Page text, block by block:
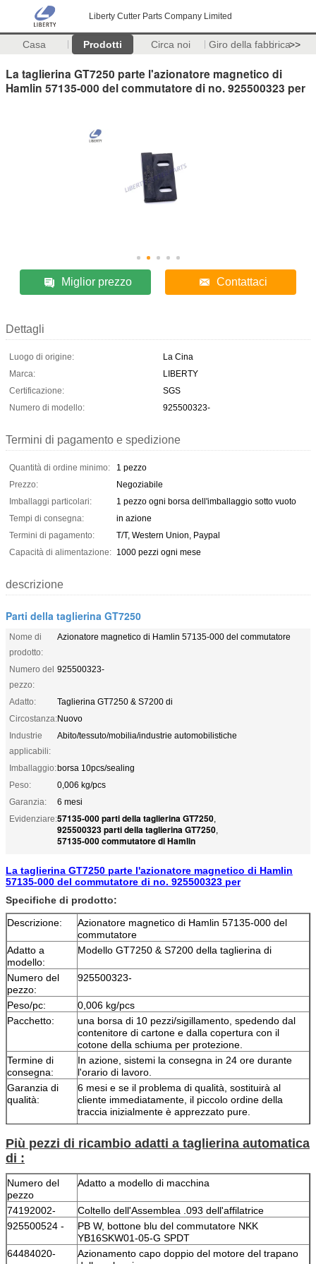
Liberty Cutter Parts Company Limited
Casa Prodotti Circa noi Giro della fabbrica>>
La taglierina GT7250 parte l'azionatore magnetico di
Hamlin 57135-000 del commutatore di no. 925500323 per
Miglior prezzo Contattaci
Dettagli
Luogo di origine:
La Cina
Marca:
LIBERTY
Certificazione:
SGS
Numero di modello:
925500323-
Termini di pagamento e spedizione
Quantità di ordine minimo:
1 pezzo
Prezzo:
Negoziabile
Imballaggi particolari:
1 pezzo ogni borsa dell'imballaggio sotto vuoto
Tempi di consegna:
in azione
Termini di pagamento:
T/T, Western Union, Paypal
Capacità di alimentazione: 1000 pezzi ogni mese
descrizione
Parti della taglierina GT7250
Nome di
prodotto:
Azionatore magnetico di Hamlin 57135-000 del commutatore
Numero del
pezzo:
925500323-
Adatto:
Taglierina GT7250 & S7200 di
Circostanza:Nuovo
Industrie
applicabili:
Abito/tessuto/mobilia/industrie automobilistiche
Imballaggio:borsa 10pcs/sealing
Peso:
0,006 kg/pcs
Garanzia:
6 mesi
Evidenziare:57135-000 parti della taglierina GT7250,
925500323 parti della taglierina GT7250,
57135-000 commutatore di Hamlin
La taglierina GT7250 parte l'azionatore magnetico di Hamlin
57135-000 del commutatore di no. 925500323 per
Specifiche di prodotto:
Descrizione:
Azionatore magnetico di Hamlin 57135-000 del
commutatore
Adatto a
modello:
Modello GT7250 & S7200 della taglierina di
Numero del
pezzo:
925500323-
Peso/pc:
0,006 kg/pcs
Pacchetto:
una borsa di 10 pezzi/sigillamento, spedendo dal
contenitore di cartone e dalla copertura con il
cotone della schiuma per protezione.
Termine di
consegna:
In azione, sistemi la consegna in 24 ore durante
l'orario di lavoro.
Garanzia di
qualità:
6 mesi e se il problema di qualità, sostituirà al
cliente immediatamente, il piccolo ordine della
traccia inizialmente è apprezzato pure.
Più pezzi di ricambio adatti a taglierina automatica
di :
Numero del
pezzo
Adatto a modello di macchina
74192002-
Coltello dell'Assemblea .093 dell'affilatrice
925500524 -
PB W, bottone blu del commutatore NKK
YB16SKW01-05-G SPDT
64484020-
Azionamento capo doppio del motore del trapano